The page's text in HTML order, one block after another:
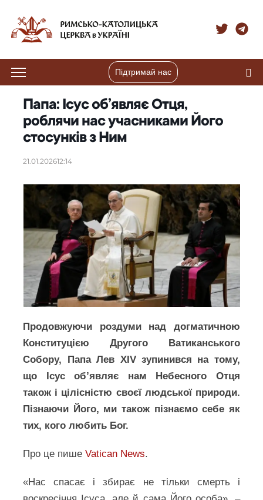
Підтримай нас
Папа: Ісус об’являє Отця,
роблячи нас учасниками Його
стосунків з Ним
21.01.202612:14
Продовжуючи роздуми над догматичною
Конституцією Другого Ватиканського
Собору, Папа Лев XIV зупинився на тому,
що Ісус об’являє нам Небесного Отця
також і цілісністю своєї людської природи.
Пізнаючи Його, ми також пізнаємо себе як
тих, кого любить Бог.
Про це пишеVatican News.
«Нас спасає і збирає не тільки смерть і